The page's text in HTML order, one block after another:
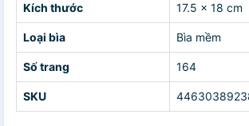
Kích thước 17.5 x 18 cm
Loại bìa Bìa mềm
Số trang 164
SKU